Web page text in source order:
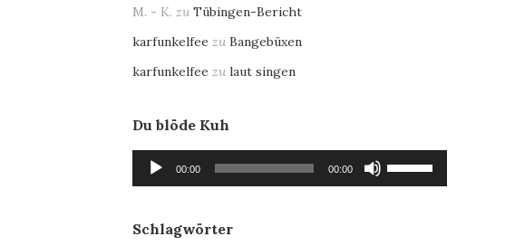
M. - K. zuTübingen-Bericht
karfunkelfee zuBangebüxen
karfunkelfee zulaut singen
Du blöde Kuh
Audio-
Player
00:00 00:00
Schlagwörter